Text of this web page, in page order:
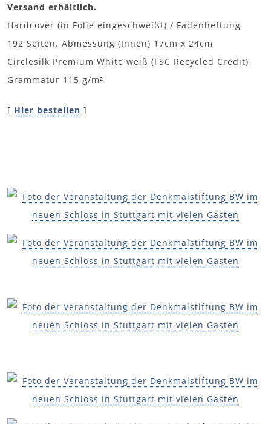
Versand erhältlich.
Hardcover (in Folie eingeschweißt) / Fadenheftung
192 Seiten. Abmessung (Innen) 17cm x 24cm
Circlesilk Premium White weiß (FSC Recycled Credit)
Grammatur 115 g/m²
[ Hier bestellen ]